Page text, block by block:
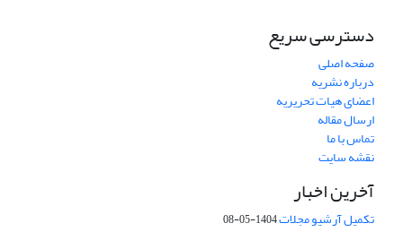
دسترسی سریع
صفحه اصلی
درباره نشریه
اعضای هیات تحریریه
ارسال مقاله
تماس با ما
نقشه سایت
آخرین اخبار
تکمیل آرشیو مجلات1404-05-08